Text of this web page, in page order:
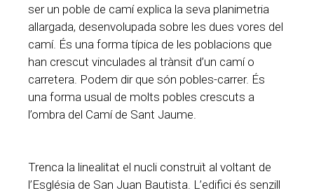
ser un poble de camí explica la seva planimetria
allargada, desenvolupada sobre les dues vores del
camí. És una forma típica de les poblacions que
han crescut vinculades al trànsit d’un camí o
carretera. Podem dir que són pobles-carrer. És
una forma usual de molts pobles crescuts a
l’ombra del Camí de Sant Jaume.
Trenca la linealitat el nucli construït al voltant de
l’Església de San Juan Bautista. L’edifici és senzill